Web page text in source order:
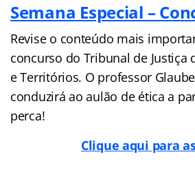
Semana Especial –
Revise o conteúdo mais
concurso do Tribunal de Justiça
e Territórios. O professor
conduzirá ao aulão de ética a
perca!
Clique aqui para